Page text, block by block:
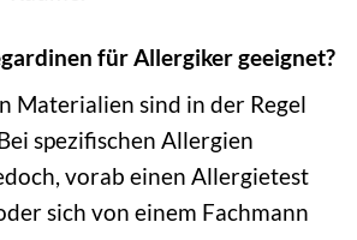
für Allergiker geeignet?
Materialien sind in der Regel
spezifischen Allergien
vorab einen Allergietest
sich von einem Fachmann